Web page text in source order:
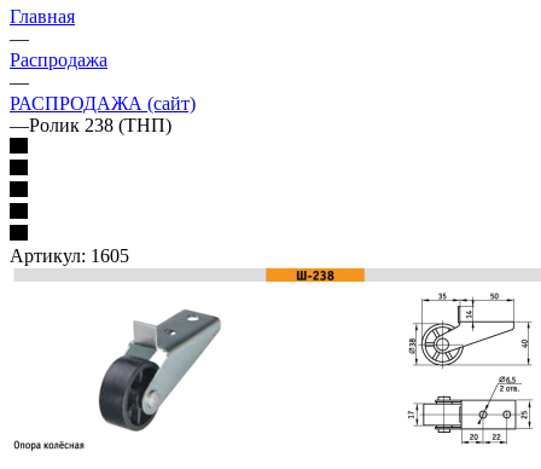
Главная
—
Распродажа
—
РАСПРОДАЖА (сайт)
—Ролик 238 (ТНП)
Артикул: 1605